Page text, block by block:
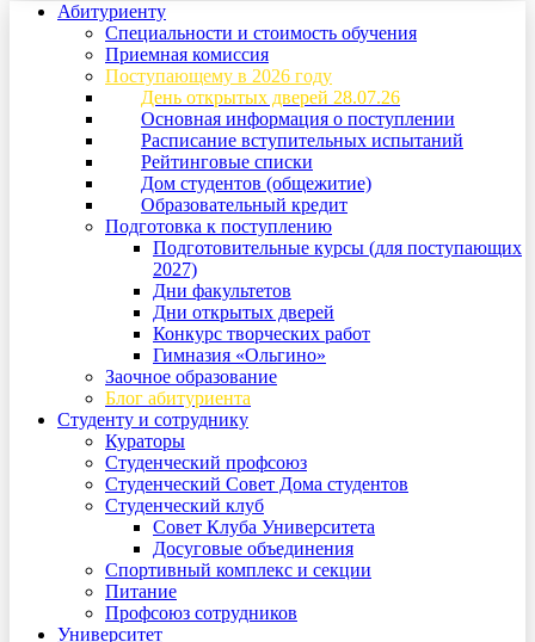
Абитуриенту
Специальности и стоимость обучения
Приемная комиссия
Поступающему в 2026 году
День открытых дверей 28.07.26
Основная информация о поступлении
Расписание вступительных испытаний
Рейтинговые списки
Дом студентов (общежитие)
Образовательный кредит
Подготовка к поступлению
Подготовительные курсы (для поступающих
2027)
Дни факультетов
Дни открытых дверей
Конкурс творческих работ
Гимназия «Ольгино»
Заочное образование
Блог абитуриента
Студенту и сотруднику
Кураторы
Студенческий профсоюз
Студенческий Совет Дома студентов
Студенческий клуб
Совет Клуба Университета
Досуговые объединения
Спортивный комплекс и секции
Питание
Профсоюз сотрудников
Университет